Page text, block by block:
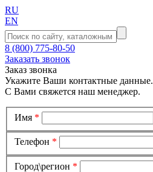
RU
EN
8 (800) 775-80-50
Заказать звонок
Заказ звонка
Укажите Ваши контактные данные.
С Вами свяжется наш менеджер.
Имя *
Телефон *
Город\регион *